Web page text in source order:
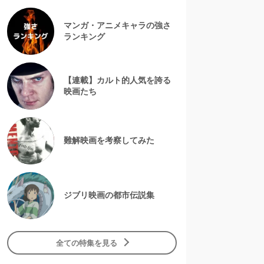
マンガ・アニメキャラの強さ
ランキング
【連載】カルト的人気を誇る
映画たち
難解映画を考察してみた
ジブリ映画の都市伝説集
全ての特集を見る